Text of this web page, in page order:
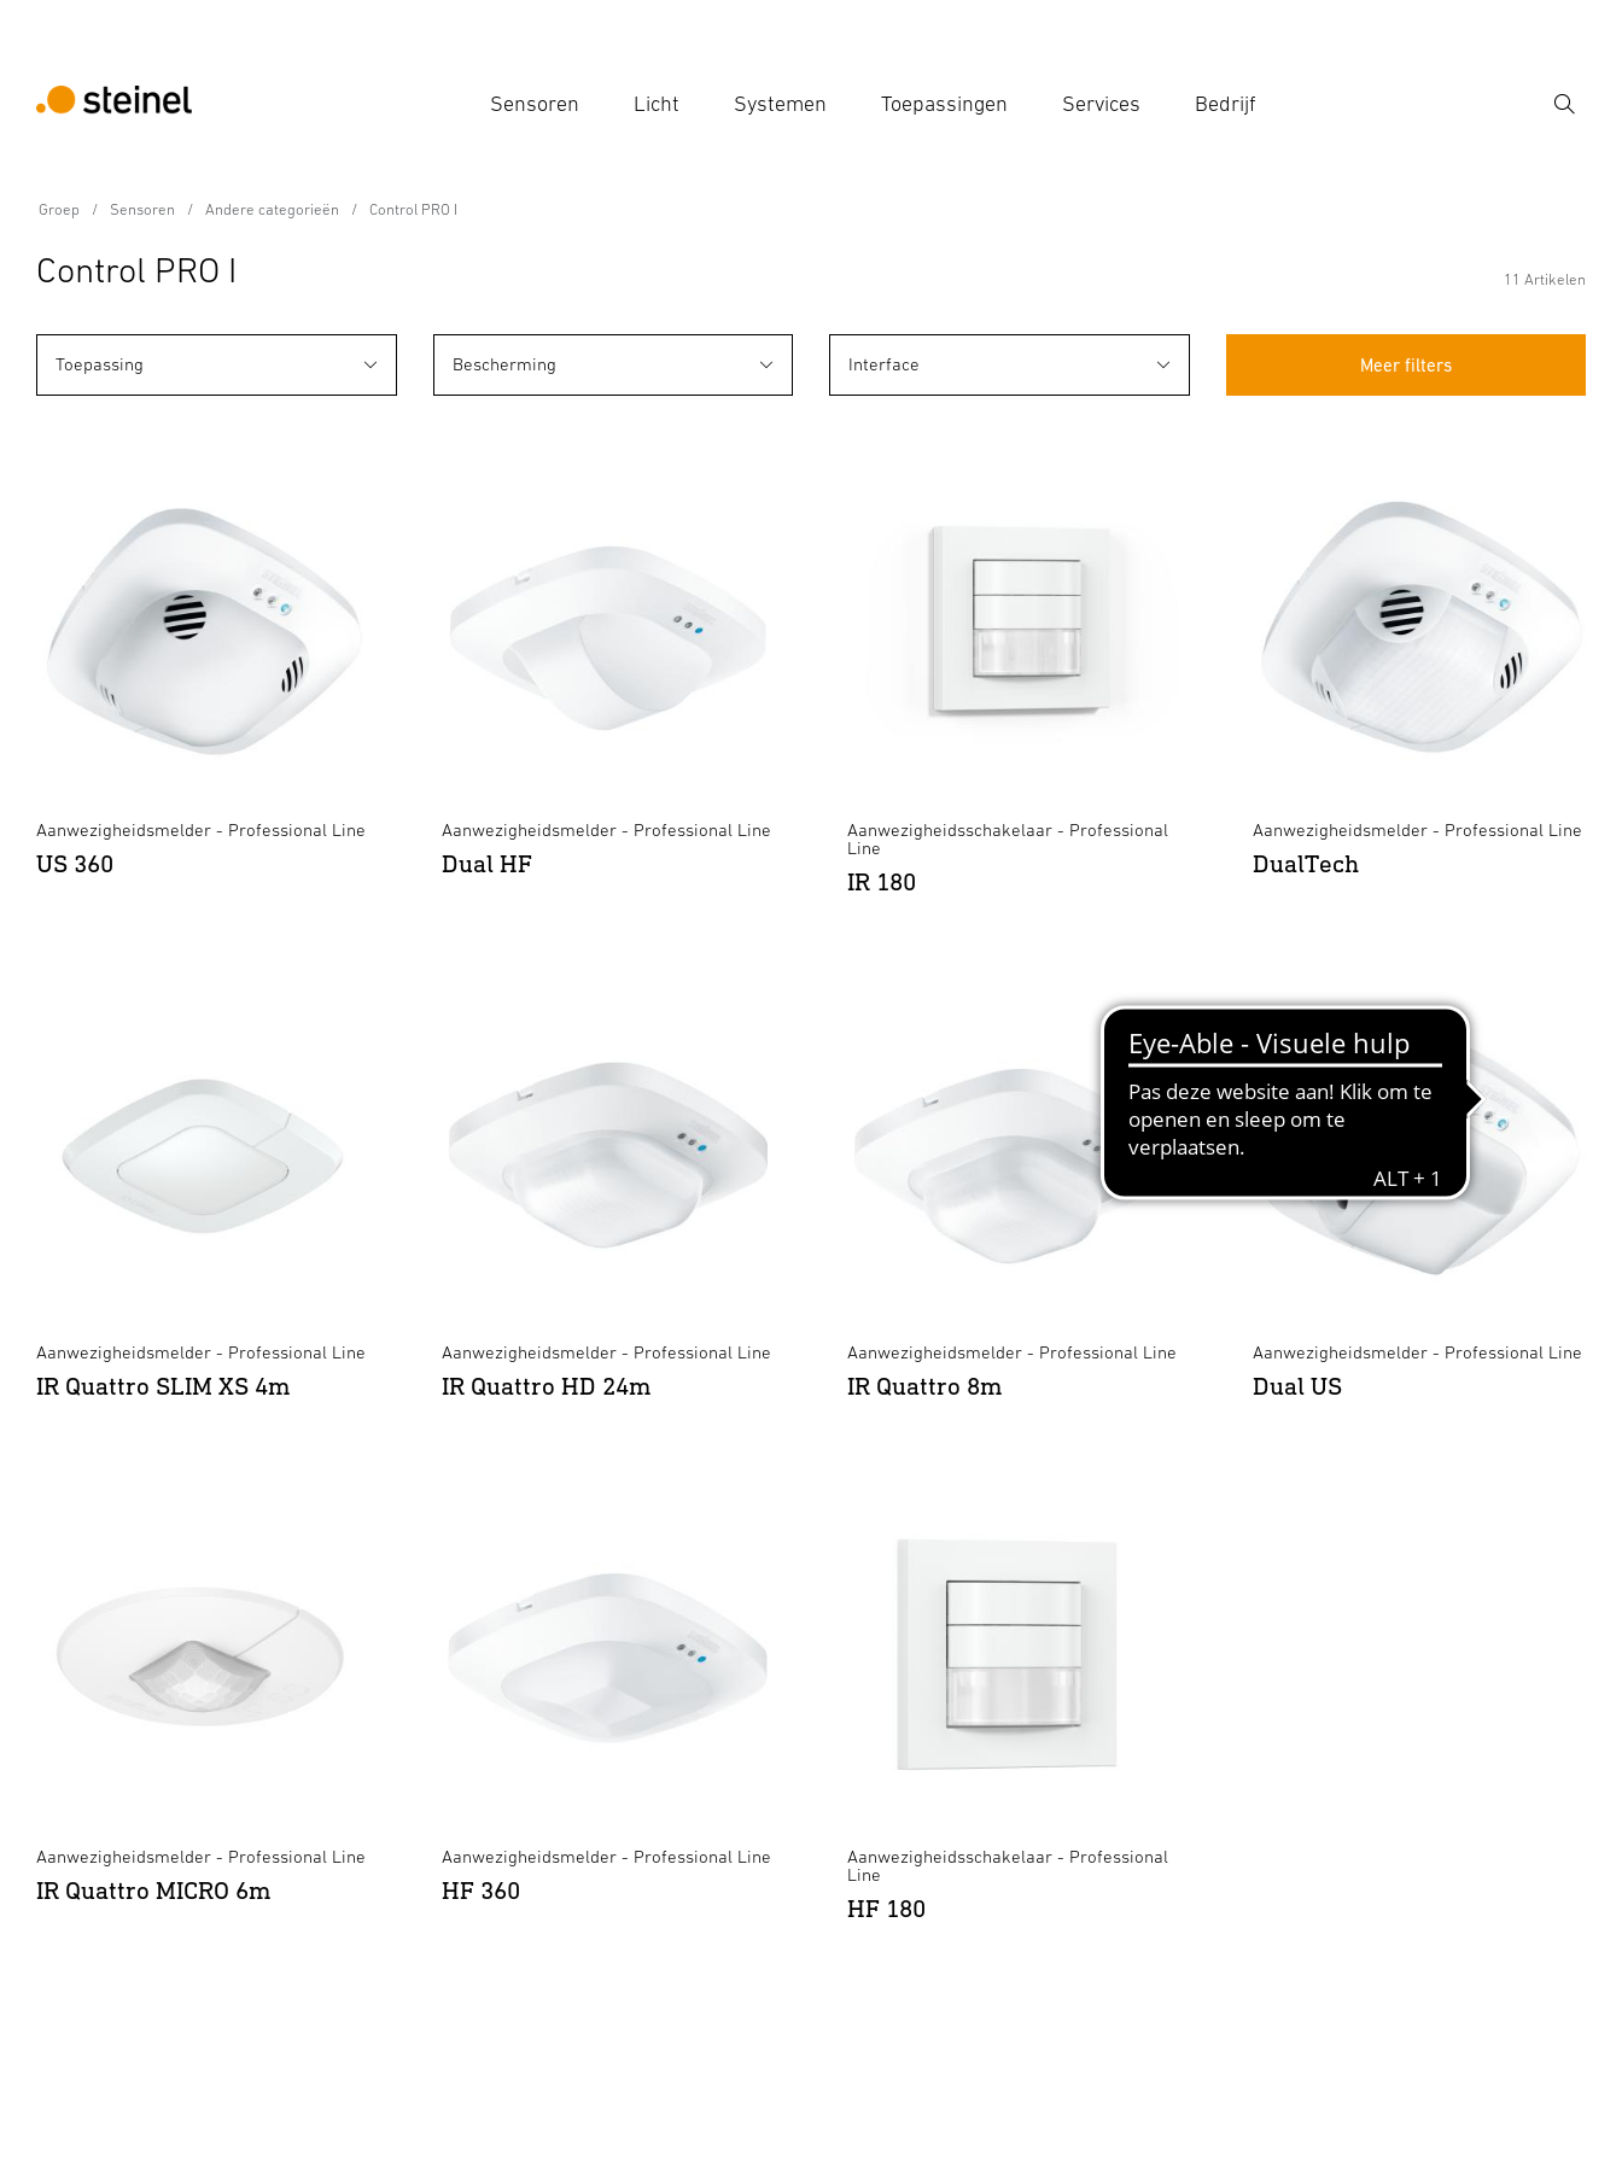
Sensoren Licht Systemen Toepassingen Services Bedrijf
Zoek
Groep Sensoren Andere categorieën Control PRO I
Control PRO I 11 Artikelen
Meer filters
Toepassing Bescherming Interface
Aanwezigheidsmelder - Professional Line
US 360
Aanwezigheidsmelder - Professional Line
Dual HF
Aanwezigheidsschakelaar - Professional
Line
IR 180
Aanwezigheidsmelder - Professional Line
DualTech
Aanwezigheidsmelder - Professional Line
IR Quattro SLIM XS 4m
Aanwezigheidsmelder - Professional Line
IR Quattro HD 24m
Aanwezigheidsmelder - Professional Line
IR Quattro 8m
Aanwezigheidsmelder - Professional Line
Dual US
Aanwezigheidsmelder - Professional Line
IR Quattro MICRO 6m
Aanwezigheidsmelder - Professional Line
HF 360
Aanwezigheidsschakelaar - Professional
Line
HF 180